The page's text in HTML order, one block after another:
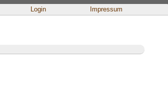
Login
Impressum